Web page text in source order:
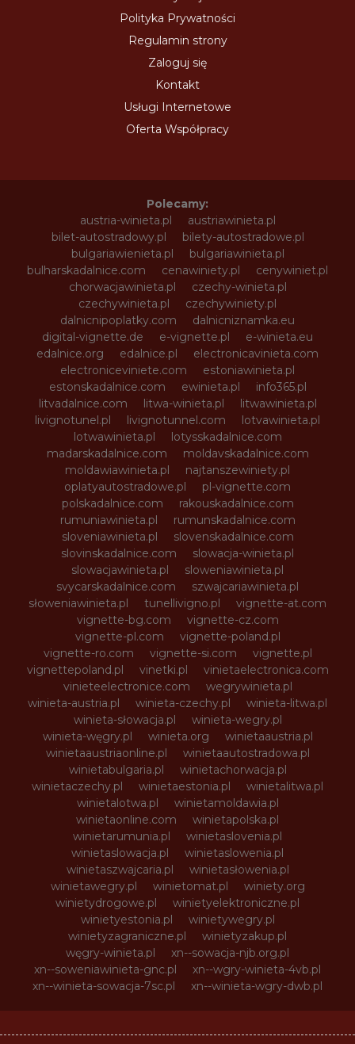
Polityka Prywatności
Regulamin strony
Zaloguj się
Kontakt
Usługi Internetowe
Oferta Współpracy
Polecamy:
austria-winieta.pl
austriawinieta.pl
bilet-autostradowy.pl
bilety-autostradowe.pl
bulgariawienieta.pl
bulgariawinieta.pl
bulharskadalnice.com
cenawiniety.pl
cenywiniet.pl
chorwacjawinieta.pl
czechy-winieta.pl
czechywinieta.pl
czechywiniety.pl
dalnicnipoplatky.com
dalnicniznamka.eu
digital-vignette.de
e-vignette.pl
e-winieta.eu
edalnice.org
edalnice.pl
electronicavinieta.com
electroniceviniete.com
estoniawinieta.pl
estonskadalnice.com
ewinieta.pl
info365.pl
litvadalnice.com
litwa-winieta.pl
litwawinieta.pl
livignotunel.pl
livignotunnel.com
lotvawinieta.pl
lotwawinieta.pl
lotysskadalnice.com
madarskadalnice.com
moldavskadalnice.com
moldawiawinieta.pl
najtanszewiniety.pl
oplatyautostradowe.pl
pl-vignette.com
polskadalnice.com
rakouskadalnice.com
rumuniawinieta.pl
rumunskadalnice.com
sloveniawinieta.pl
slovenskadalnice.com
slovinskadalnice.com
slowacja-winieta.pl
slowacjawinieta.pl
sloweniawinieta.pl
svycarskadalnice.com
szwajcariawinieta.pl
słoweniawinieta.pl
tunellivigno.pl
vignette-at.com
vignette-bg.com
vignette-cz.com
vignette-pl.com
vignette-poland.pl
vignette-ro.com
vignette-si.com
vignette.pl
vignettepoland.pl
vinetki.pl
vinietaelectronica.com
vinieteelectronice.com
wegrywinieta.pl
winieta-austria.pl
winieta-czechy.pl
winieta-litwa.pl
winieta-słowacja.pl
winieta-wegry.pl
winieta-węgry.pl
winieta.org
winietaaustria.pl
winietaaustriaonline.pl
winietaautostradowa.pl
winietabulgaria.pl
winietachorwacja.pl
winietaczechy.pl
winietaestonia.pl
winietalitwa.pl
winietalotwa.pl
winietamoldawia.pl
winietaonline.com
winietapolska.pl
winietarumunia.pl
winietaslovenia.pl
winietaslowacja.pl
winietaslowenia.pl
winietaszwajcaria.pl
winietasłowenia.pl
winietawegry.pl
winietomat.pl
winiety.org
winietydrogowe.pl
winietyelektroniczne.pl
winietyestonia.pl
winietywegry.pl
winietyzagraniczne.pl
winietyzakup.pl
węgry-winieta.pl
xn--sowacja-njb.org.pl
xn--soweniawinieta-gnc.pl
xn--wgry-winieta-4vb.pl
xn--winieta-sowacja-7sc.pl
xn--winieta-wgry-dwb.pl